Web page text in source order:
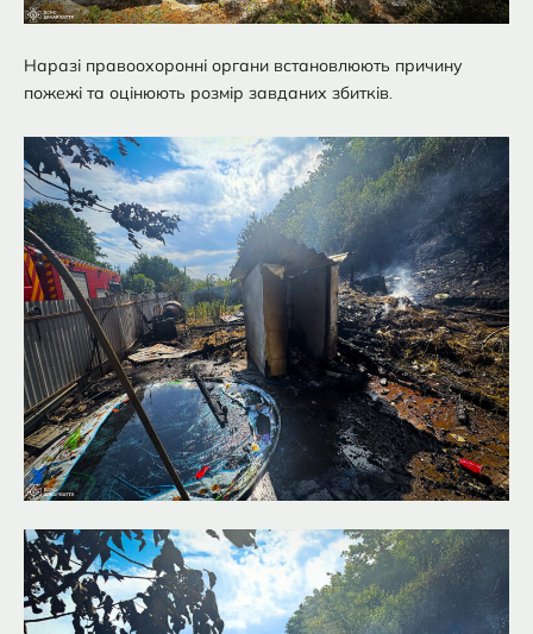
Наразі правоохоронні органи встановлюють причину
пожежі та оцінюють розмір завданих збитків.